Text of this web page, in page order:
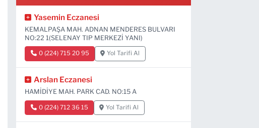
Yasemin Eczanesi
KEMALPAŞA MAH. ADNAN MENDERES BULVARI
NO:22 1(SELENAY TIP MERKEZİ YANI)
0 (224) 715 20 95 Yol Tarifi Al
Arslan Eczanesi
HAMİDİYE MAH. PARK CAD. NO:15 A
0 (224) 712 36 15 Yol Tarifi Al